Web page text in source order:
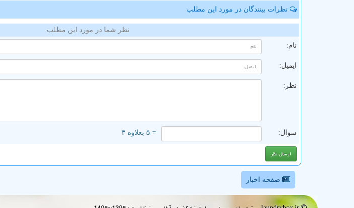
نظرات بینندگان در مورد این مطلب
نظر شما در مورد این مطلب
نام:
ایمیل:
نظر:
سوال: = ۵ بعلاوه ۳
صفحه اخبار